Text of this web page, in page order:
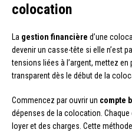
colocation
La gestion financière d’une
devenir un casse-tête si elle n’est
tensions liées à l’argent, mettez
transparent dès le début de la
Commencez par ouvrir un compte
dépenses de la colocation.
loyer et des charges. Cette